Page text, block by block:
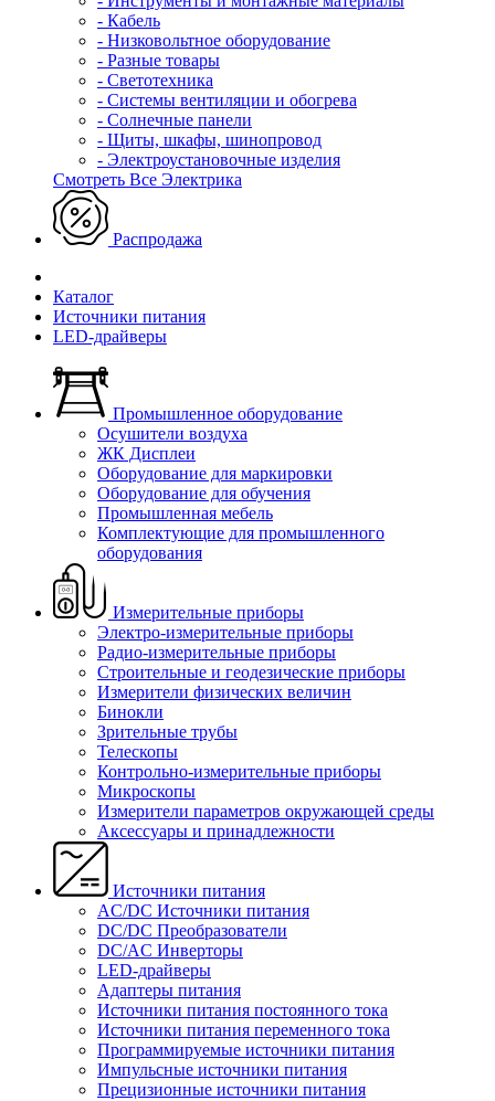
- Кабель
- Низковольтное оборудование
- Разные товары
- Светотехника
- Системы вентиляции и обогрева
- Солнечные панели
- Щиты, шкафы, шинопровод
- Электроустановочные изделия
Смотреть Все Электрика
Распродажа
Каталог
Источники питания
LED-драйверы
Промышленное оборудование
Осушители воздуха
ЖК Дисплеи
Оборудование для маркировки
Оборудование для обучения
Промышленная мебель
Комплектующие для промышленного
оборудования
Измерительные приборы
Электро-измерительные приборы
Радио-измерительные приборы
Строительные и геодезические приборы
Измерители физических величин
Бинокли
Зрительные трубы
Телескопы
Контрольно-измерительные приборы
Микроскопы
Измерители параметров окружающей среды
Аксессуары и принадлежности
Источники питания
AC/DC Источники питания
DC/DC Преобразователи
DC/AC Инверторы
LED-драйверы
Адаптеры питания
Источники питания постоянного тока
Источники питания переменного тока
Программируемые источники питания
Импульсные источники питания
Прецизионные источники питания